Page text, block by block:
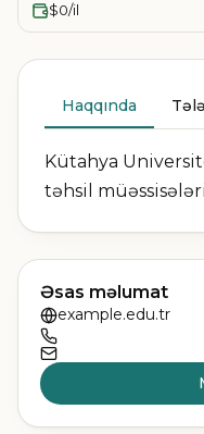
$0/il
Haqqında
Kütahya
təhsil
Əsas məlumat
example.edu.tr